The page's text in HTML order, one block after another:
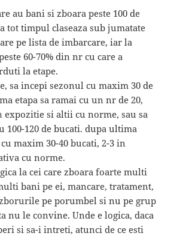
au bani si zboara peste 100 de
tot timpul claseaza sub jumatate
pe lista de imbarcare, iar la
60-70% din nr cu care a
la etape.
sa incepi sezonul cu maxim 30 de
etapa sa ramai cu un nr de 20,
expozitie si altii cu norme, sau sa
100-120 de bucati. dupa ultima
maxim 30-40 bucati, 2-3 in
cu norme.
la cei care zboara foarte multi
bani pe ei, mancare, tratament,
pe porumbel si nu pe grup
nu le convine. Unde e logica, daca
si sa-i intreti, atunci de ce esti